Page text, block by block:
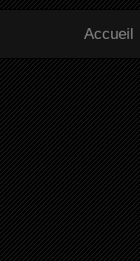
Accueil